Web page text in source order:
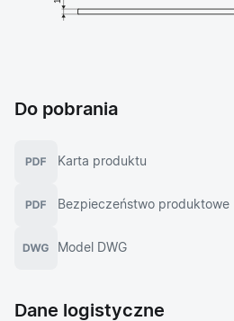
Do pobrania
Karta produktu
Bezpieczeństwo produktowe
Model DWG
Dane logistyczne